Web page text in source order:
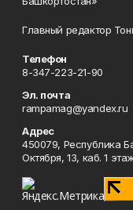
Главный редактор
Телефон
8-347-223-21-90
Эл. почта
rampamag@yandex.ru
Адрес
450079, Республика
Октября, 13, каб. 1